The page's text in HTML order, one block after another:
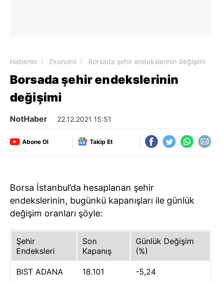
Haberler Ekonomi Borsada şehir endekslerinin değişimi
Borsada şehir endekslerinin
değişimi
NotHaber 22.12.2021 15:51
Abone Ol Takip Et
Borsa İstanbul’da hesaplanan şehir
endekslerinin, bugünkü kapanışları ile günlük
değişim oranları şöyle:
Şehir
Endeksleri
Son
Kapanış
Günlük Değişim
(%)
BIST ADANA 18.101 -5,24